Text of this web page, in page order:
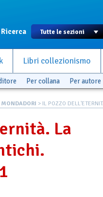
Ricerca
Libri collezionismo
Per collana Per autore
MONDADORI > IL POZZO
La